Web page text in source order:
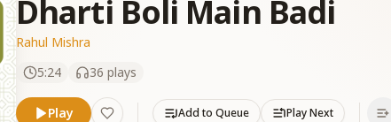
Dharti Boli Main Badi
Rahul Mishra
5:24
36 plays
Play Add to Queue Play Next